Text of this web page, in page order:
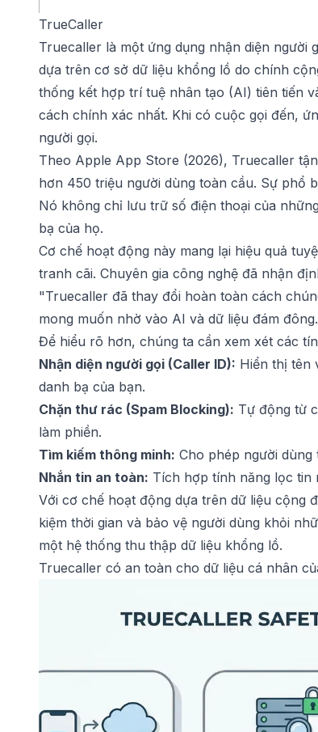
TrueCaller
Truecaller là một ứng dụng nhận diện người
dựa trên cơ sở dữ liệu khổng lồ do chính
thống kết hợp trí tuệ nhân tạo (AI) tiên tiến
cách chính xác nhất. Khi có cuộc gọi đến,
người gọi.
Theo Apple App Store (2026), Truecaller
hơn 450 triệu người dùng toàn cầu. Sự phổ
Nó không chỉ lưu trữ số điện thoại của
bạ của họ.
Cơ chế hoạt động này mang lại hiệu quả
tranh cãi. Chuyên gia công nghệ đã nhận
"Truecaller đã thay đổi hoàn toàn cách
mong muốn nhờ vào AI và dữ liệu đám
Để hiểu rõ hơn, chúng ta cần xem xét các
Nhận diện người gọi (Caller ID): Hiển thị tên
danh bạ của bạn.
Chặn thư rác (Spam Blocking): Tự động từ
làm phiền.
Tìm kiếm thông minh: Cho phép người
Nhắn tin an toàn: Tích hợp tính năng lọc tin
Với cơ chế hoạt động dựa trên dữ liệu cộng
kiệm thời gian và bảo vệ người dùng khỏi
một hệ thống thu thập dữ liệu khổng lồ.
Truecaller có an toàn cho dữ liệu cá nhân